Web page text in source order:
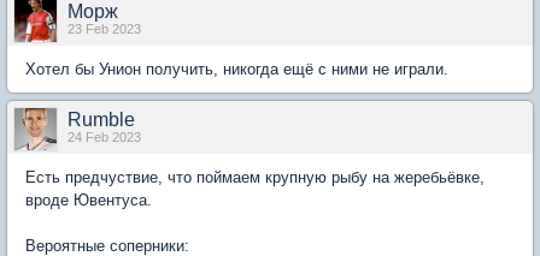
Морж
23 Feb 2023
Хотел бы Унион получить, никогда ещё с ними не играли.
Rumble
24 Feb 2023
Есть предчуствие, что поймаем крупную рыбу на жеребьёвке,
вроде Ювентуса.
Вероятные соперники: